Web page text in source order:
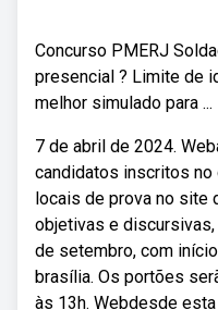
Concurso PMERJ
presencial ? Limite de
melhor simulado para ...
7 de abril de 2024.
candidatos inscritos no
locais de prova no site
objetivas e
de setembro, com
brasília. Os portões
às 13h. Webdesde